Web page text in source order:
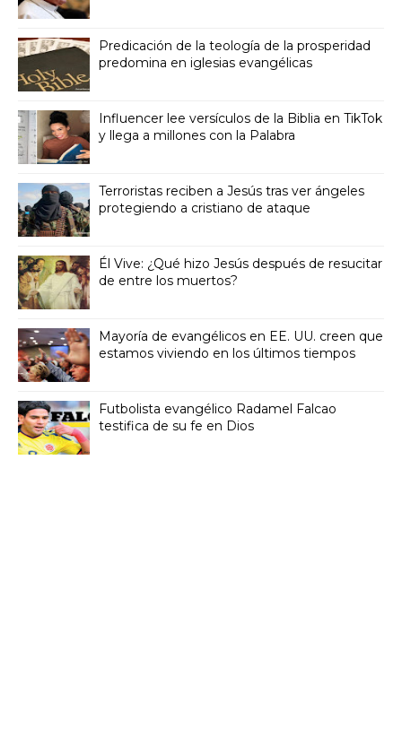
Predicación de la teología de la prosperidad
predomina en iglesias evangélicas
Influencer lee versículos de la Biblia en TikTok
y llega a millones con la Palabra
Terroristas reciben a Jesús tras ver ángeles
protegiendo a cristiano de ataque
Él Vive: ¿Qué hizo Jesús después de resucitar
de entre los muertos?
Mayoría de evangélicos en EE. UU. creen que
estamos viviendo en los últimos tiempos
Futbolista evangélico Radamel Falcao
testifica de su fe en Dios